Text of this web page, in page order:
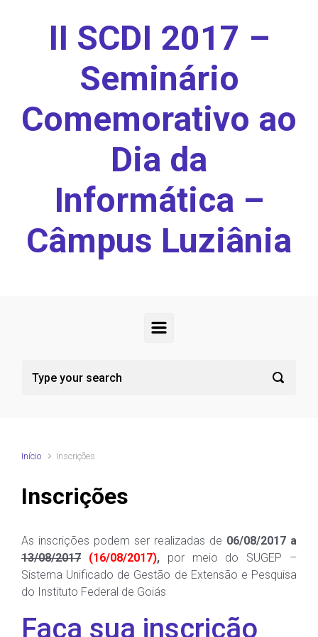
II SCDI 2017 –
Seminário
Comemorativo ao
Dia da
Informática –
Câmpus Luziânia
Início Inscrições
Inscrições
As inscrições podem ser realizadas de 06/08/2017 a
13/08/2017 (16/08/2017), por meio do SUGEP –
Sistema Unificado de Gestão de Extensão e Pesquisa
do Instituto Federal de Goiás
Faça sua inscrição